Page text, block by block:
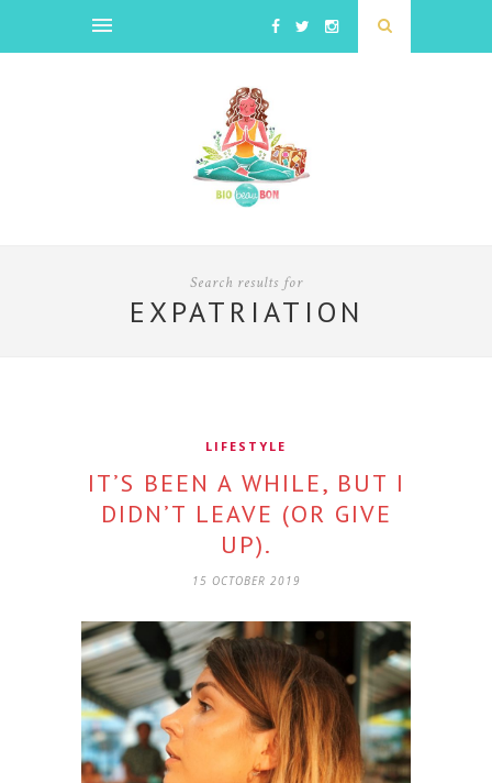
Search results for
EXPATRIATION
LIFESTYLE
IT’S BEEN A WHILE, BUT I
DIDN’T LEAVE (OR GIVE
UP).
15 OCTOBER 2019